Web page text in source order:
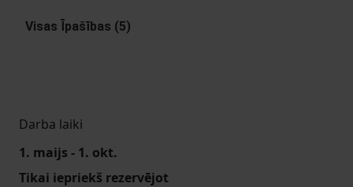
Visas Īpašības (5)
Darba laiki
1. maijs - 1. okt.
Tikai iepriekš rezervējot